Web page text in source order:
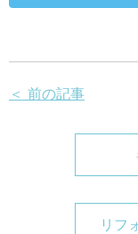
＜ 前の記事
リフ